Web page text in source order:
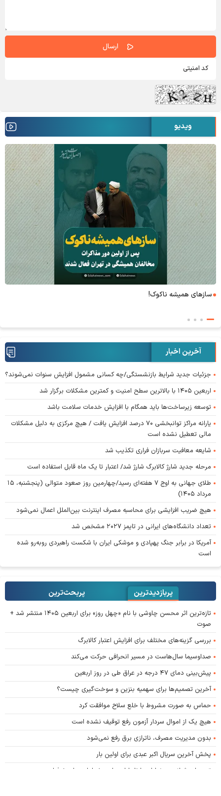
ویدیو
۶+۱ مدعی بهشت
آخرین اخبار
جزئیات جدید شرایط بازنشستگی/چه کسانی مشمول افزایش سنوات نمی‌شوند؟
اربعین ۱۴۰۵ با بالاترین سطح امنیت و کمترین مشکلات برگزار شد
توسعه زیرساخت‌ها باید همگام با افزایش خدمات سلامت باشد
یارانه مراکز توانبخشی ۷۰ درصد افزایش یافت / هیچ مرکزی به دلیل مشکلات
مالی تعطیل نشده است
شایعه معافیت سربازان فراری تکذیب شد
مرحله جدید شارژ کالابرگ شارژ شد/ اعتبار تا یک ماه قابل استفاده است
طلای جهانی به اوج ۷ هفته‌ای رسید/چهارمین روز صعود متوالی (پنجشنبه، ۱۵
مرداد ۱۴۰۵)
هیچ ضریب افزایشی برای محاسبه مصرف اینترنت بین‌الملل اعمال نمی‌شود
تعداد دانشگاه‌های ایرانی در تایمز ۲۰۲۷ مشخص شد
آمریکا در برابر جنگ پهپادی و موشکی ایران با شکست راهبردی روبه‌رو شده
است
پربازدیدترین پربحث‌ترین‌
تازه‌ترین اثر محسن چاوشی با نام «چهل روز» برای اربعین ۱۴۰۵ منتشر شد +
صوت
بررسی گزینه‌های مختلف برای افزایش اعتبار کالابرگ
صداوسیما سال‌هاست در مسیر انحرافی حرکت می‌کند
پیش‌بینی دمای ۴۷ درجه در عراق طی در روز اربعین
آخرین تصمیم‌ها برای سهمیه بنزین و سوخت‌گیری چیست؟
حماس به صورت مشروط با خلع سلاح موافقت کرد
هیچ یک از اموال سردار آزمون رفع توقیف نشده است
بدون مدیریت مصرف، ناترازی برق رفع نمی‌شود
پخش آخرین سریال اکبر عبدی برای اولین بار
تجمعات شبانه در خیابان‌ها تا پایان ماه صفر ادامه دارد + فیلم